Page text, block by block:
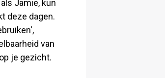
Jamie, kun
deze dagen.
van
je gezicht.